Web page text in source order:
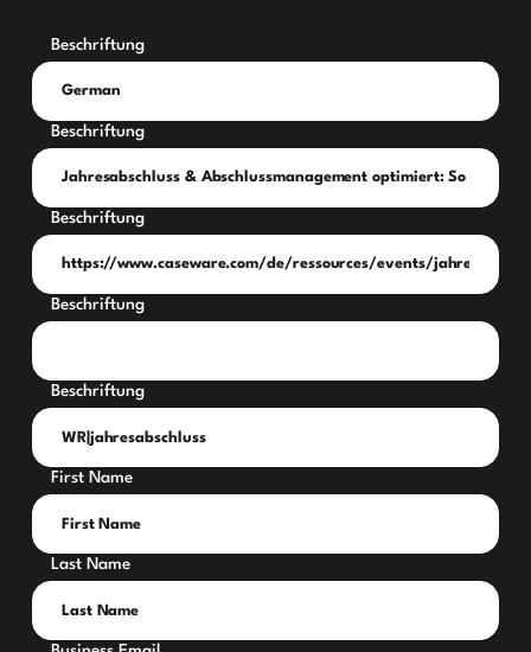
Beschriftung
Beschriftung
Beschriftung
Beschriftung
Beschriftung
First Name
Last Name